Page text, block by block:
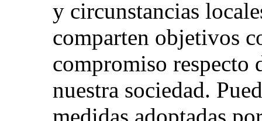
y circunstancias
comparten objetivos
compromiso respecto
nuestra sociedad.
medidas adoptadas